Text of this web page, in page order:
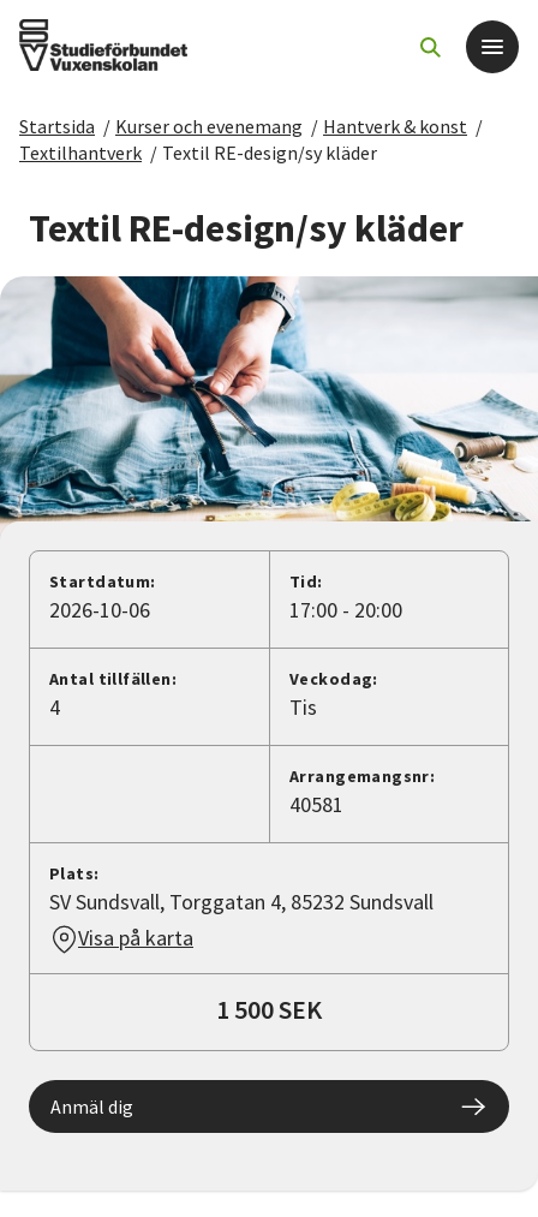
Det här gör vi
För dig som
Sök kurser och evenemang
Om SV
Starta studiecirkel
Cirkelledare
Nyheter
Avdelningar
Lyssna
Startsida / Kurser och evenemang / Hantverk & konst /
Textilhantverk / Textil RE-design/sy kläder
Textil RE-design/sy kläder
Startdatum:
2026-10-06
Tid:
17:00 - 20:00
Antal tillfällen:
4
Veckodag:
Tis
Arrangemangsnr:
40581
Plats:
SV Sundsvall, Torggatan 4, 85232 Sundsvall
Visa på karta
1 500 SEK
Anmäl dig